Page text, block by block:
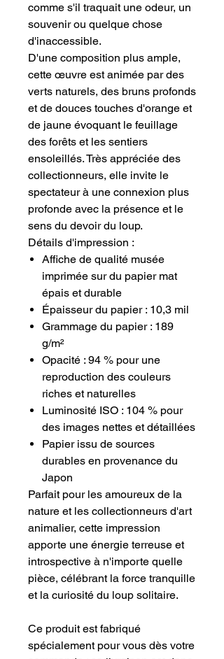
comme s'il traquait une odeur, un
souvenir ou quelque chose
d'inaccessible.
D'une composition plus ample,
cette œuvre est animée par des
verts naturels, des bruns profonds
et de douces touches d'orange et
de jaune évoquant le feuillage
des forêts et les sentiers
ensoleillés. Très appréciée des
collectionneurs, elle invite le
spectateur à une connexion plus
profonde avec la présence et le
sens du devoir du loup.
Détails d'impression :
Affiche de qualité musée
imprimée sur du papier mat
épais et durable
Épaisseur du papier : 10,3 mil
Grammage du papier : 189
g/m²
Opacité : 94 % pour une
reproduction des couleurs
riches et naturelles
Luminosité ISO : 104 % pour
des images nettes et détaillées
Papier issu de sources
durables en provenance du
Japon
Parfait pour les amoureux de la
nature et les collectionneurs d'art
animalier, cette impression
apporte une énergie terreuse et
introspective à n'importe quelle
pièce, célébrant la force tranquille
et la curiosité du loup solitaire.
Ce produit est fabriqué
spécialement pour vous dès votre